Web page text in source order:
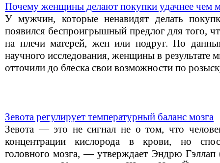
Почему женщины делают покупки удачнее чем
У мужчин, которые ненавидят делать
появился беспроигрышный предлог для того,
на плечи матерей, жен или подруг. По
научного исследования, женщины в результате
отточили до блеска свои возможности по
Зевота регулирует температурный баланс мозга
Зевота — это не сигнал не о том, что
концентрации кислорода в крови, но
головного мозга, — утверждает Эндрю